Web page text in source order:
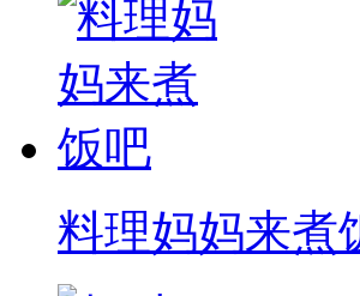
料理妈妈来煮